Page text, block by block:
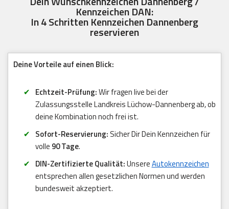
Kennzeichen DAN:
In 4 Schritten Kennzeichen Dannenberg
reservieren
Deine Vorteile auf einen Blick:
Echtzeit-Prüfung:Wir fragen live bei der
Zulassungsstelle Landkreis Lüchow-Dannenberg ab, ob
deine Kombination noch frei ist.
Sofort-Reservierung: Sicher Dir Dein Kennzeichen für
volle 90 Tage.
DIN-Zertifizierte Qualität:UnsereAutokennzeichen
entsprechen allen gesetzlichen Normen und werden
bundesweit akzeptiert.